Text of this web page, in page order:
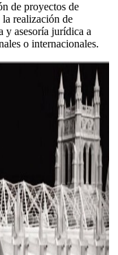
de proyectos de
realización de
y asesoría jurídica a
o internacionales.